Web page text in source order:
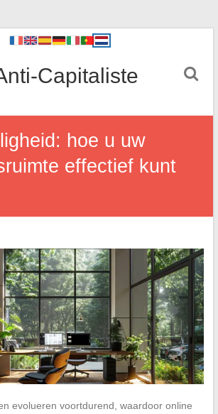
Capitaliste
hoe u uw
effectief kunt
evolueren voortdurend, waardoor online